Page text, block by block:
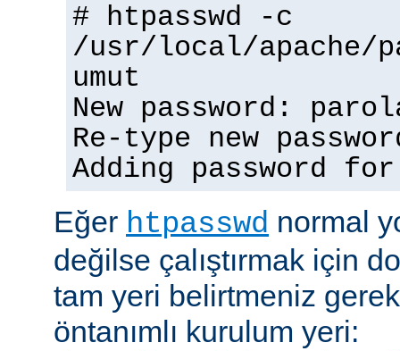
# htpasswd -c
/usr/local/apache/
umut
New password:
Re-type new
Adding password
Eğer htpasswd normal
değilse çalıştırmak için
tam yeri belirtmeniz
öntanımlı kurulum yeri: